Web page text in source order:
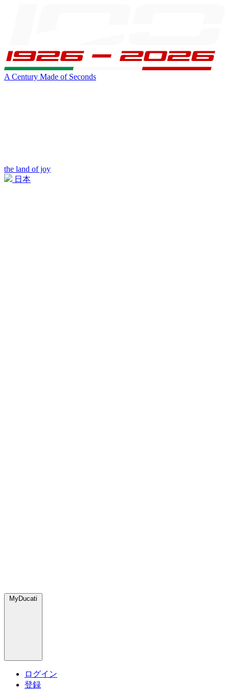
A Century Made of Seconds
the land of joy
日本
MyDucati
ログイン
登録